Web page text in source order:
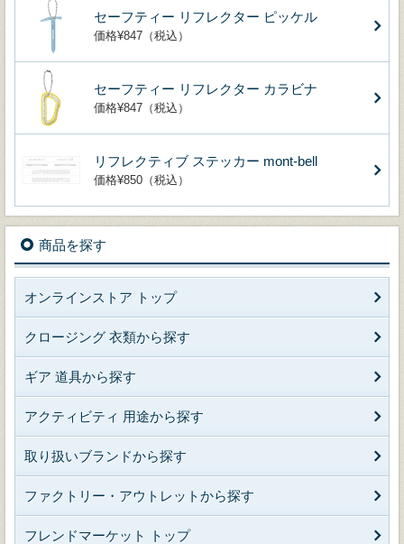
セーフティー リフレクター ピッケル
価格¥847（税込）
セーフティー リフレクター カラビナ
価格¥847（税込）
リフレクティブ ステッカー mont-bell
価格¥850（税込）
商品を探す
オンラインストア トップ
クロージング 衣類から探す
ギア 道具から探す
アクティビティ 用途から探す
取り扱いブランドから探す
ファクトリー・アウトレットから探す
フレンドマーケット トップ